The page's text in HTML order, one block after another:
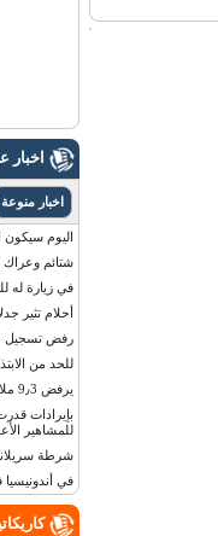
اخبار
اخبار منوعة
اليوم سيكون
شتائم وعراك
في زيارة له
أحلام تثير
رفض تسجيل
للحد من
يرفض 9٫3 ملايين دولار مقابل لوحة أرقام سيارته
للمشاهير
شرطة
في أندونيسيا